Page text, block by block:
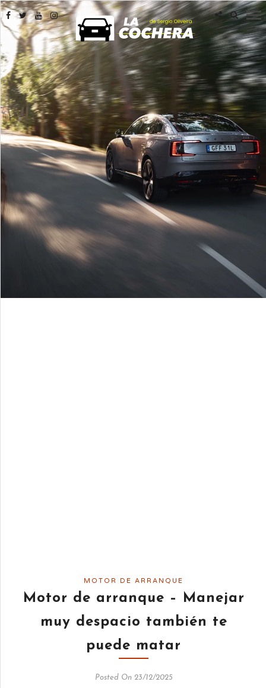
MOTOR DE ARRANQUE
Motor de arranque – Manejar
muy despacio también te
puede matar
Posted On 23/12/2025